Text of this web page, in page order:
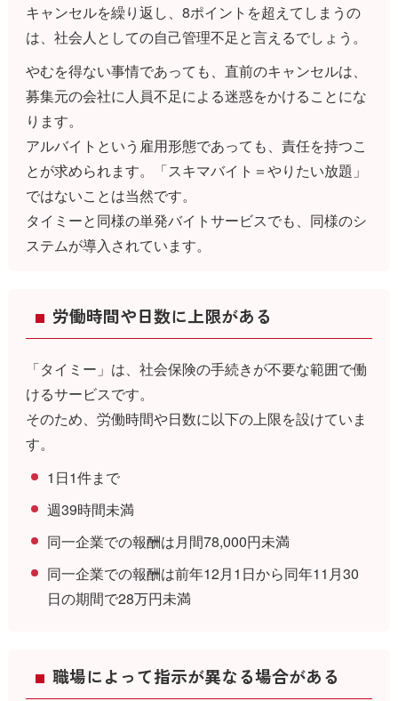
キャンセルを繰り返し、8ポイントを超えてしまうの
は、社会人としての自己管理不足と言えるでしょう。
やむを得ない事情であっても、直前のキャンセルは、
募集元の会社に人員不足による迷惑をかけることにな
ります。
アルバイトという雇用形態であっても、責任を持つこ
とが求められます。「スキマバイト＝やりたい放題」
ではないことは当然です。
タイミーと同様の単発バイトサービスでも、同様のシ
ステムが導入されています。
労働時間や日数に上限がある
「タイミー」は、社会保険の手続きが不要な範囲で働
けるサービスです。
そのため、労働時間や日数に以下の上限を設けていま
す。
1日1件まで
週39時間未満
同一企業での報酬は月間78,000円未満
同一企業での報酬は前年12月1日から同年11月30
日の期間で28万円未満
職場によって指示が異なる場合がある